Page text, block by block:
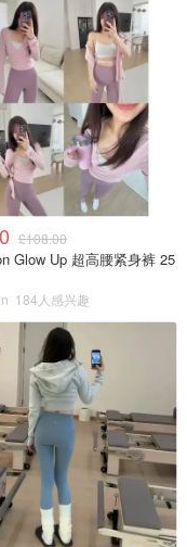
£108.00
Glow Up 超高腰紧身裤 25
184人感兴趣